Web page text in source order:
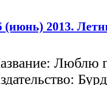
2013.
Люблю